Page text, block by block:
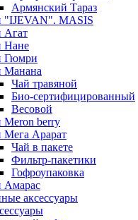
Армянский Тараз
"IJEVAN". MASIS
Агат
Нане
Гюмри
Манана
Чай травяной
Био-сертифицированный
Весовой
Meron berry
Мега Арарат
Чай в пакете
Фильтр-пакетики
Гофроупаковка
Амарас
аксессуары